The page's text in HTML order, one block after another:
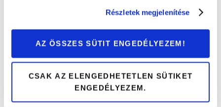
Részletek megjelenítése
AZ ÖSSZES SÜTIT ENGEDÉLYEZEM!
CSAK AZ ELENGEDHETETLEN SÜTIKET
ENGEDÉLYEZEM.
Minden eredetvizsga 60 napig érvényes és vásárlás után
mindenképpen el kell végezni. Amennyiben biztosra
akarsz menni, természetesen a vásárlás előtt is
megbeszélni, hiszen ilyenkor szükség van a
szabadidejére. Természetesen a vásárlás előtt elvégzett
eredetvizsgát is elfogadják az okmányirodák, így az
átíráskor azt is használhatod.